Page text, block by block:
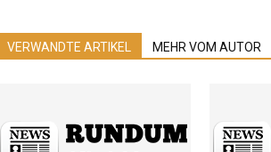
VERWANDTE ARTIKEL MEHR VOM AUTOR